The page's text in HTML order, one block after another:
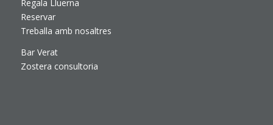
Regala Lluerna
Reservar
Treballa amb nosaltres
Bar Verat
Zostera consultoria